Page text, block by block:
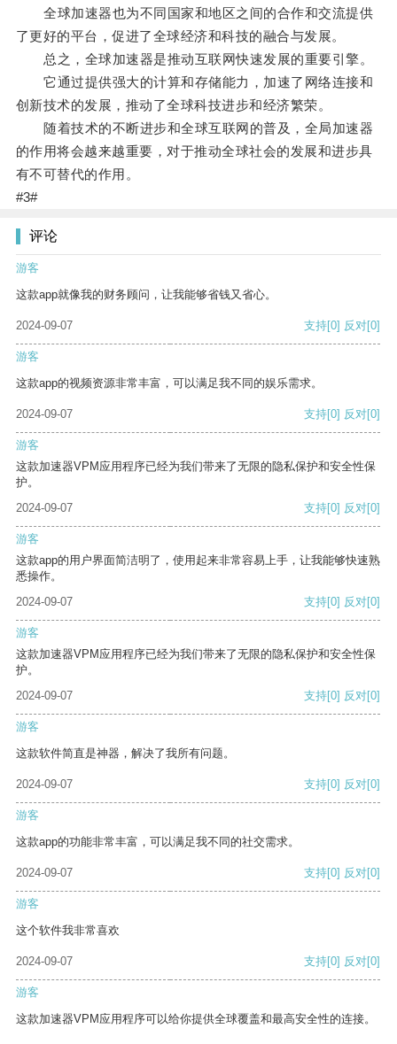
全球加速器也为不同国家和地区之间的合作和交流提供
了更好的平台，促进了全球经济和科技的融合与发展。
总之，全球加速器是推动互联网快速发展的重要引擎。
它通过提供强大的计算和存储能力，加速了网络连接和
创新技术的发展，推动了全球科技进步和经济繁荣。
随着技术的不断进步和全球互联网的普及，全局加速器
的作用将会越来越重要，对于推动全球社会的发展和进步具
有不可替代的作用。
#3#
评论
游客
这款app就像我的财务顾问，让我能够省钱又省心。
2024-09-07 支持[0] 反对[0]
游客
这款app的视频资源非常丰富，可以满足我不同的娱乐需求。
2024-09-07 支持[0] 反对[0]
游客
这款加速器VPM应用程序已经为我们带来了无限的隐私保护和安全性保
护。
2024-09-07
支持[0] 反对[0]
游客
这款app的用户界面简洁明了，使用起来非常容易上手，让我能够快速熟
悉操作。
2024-09-07
支持[0] 反对[0]
游客
这款加速器VPM应用程序已经为我们带来了无限的隐私保护和安全性保
护。
2024-09-07
支持[0] 反对[0]
游客
这款软件简直是神器，解决了我所有问题。
2024-09-07 支持[0] 反对[0]
游客
这款app的功能非常丰富，可以满足我不同的社交需求。
2024-09-07 支持[0] 反对[0]
游客
这个软件我非常喜欢
2024-09-07 支持[0] 反对[0]
游客
这款加速器VPM应用程序可以给你提供全球覆盖和最高安全性的连接。